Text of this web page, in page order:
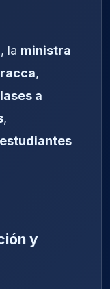
la ministra
,
a
,
estudiantes
y